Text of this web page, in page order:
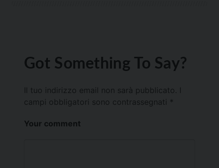
Got Something To Say?
Il tuo indirizzo email non sarà pubblicato.
campi obbligatori sono contrassegnati *
Your comment